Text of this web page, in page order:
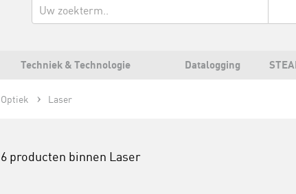
Techniek & Technologie Datalogging
Optiek Laser
producten binnen Laser